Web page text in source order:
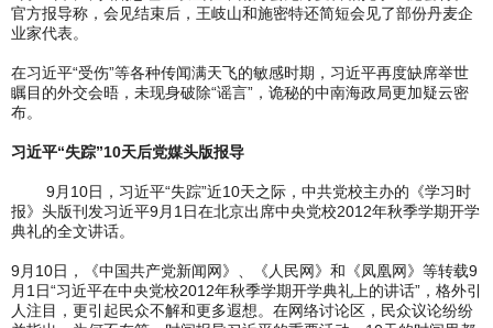
官方报导称，会见结束后，王岐山和施密特还简短会见了部份丹麦企
业家代表。
在习近平“受伤”等各种传闻满天飞的敏感时期，习近平再度缺席举世
瞩目的外交会晤，未现身破除“谣言”，诡秘的中南海政局更加疑云密
布。
习近平“失踪”10天后党媒头版报导
9月10日，习近平“失踪”近10天之际，中共党校主办的《学习时
报》头版刊发习近平9月1日在北京出席中央党校2012年秋季学期开学
典礼的全文讲话。
9月10日，《中国共产党新闻网》、《人民网》和《凤凰网》等转载9
月1日“习近平在中央党校2012年秋季学期开学典礼上的讲话”，格外引
人注目，更引起民众不解和更多遐想。在网络讨论区，民众议论纷纷